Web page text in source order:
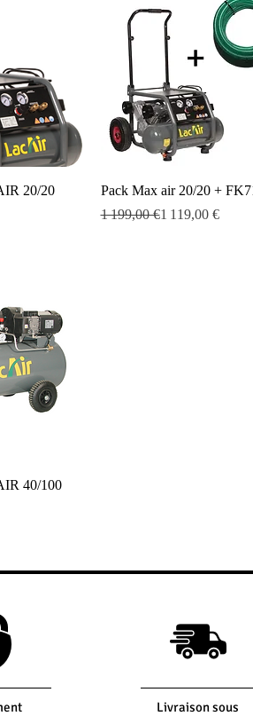
20/20
Aperçu rapide
Pack Max air 20/20 +
Prix original
1 199,00 €
Prix promotionnel
1 119,00 €
40/100
Livraison sous